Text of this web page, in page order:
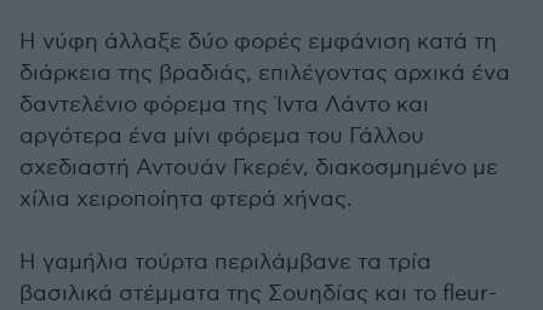
Η νύφη άλλαξε δύο φορές εμφάνιση κατά τη
διάρκεια της βραδιάς, επιλέγοντας αρχικά ένα
δαντελένιο φόρεμα της Ίντα Λάντο και
αργότερα ένα μίνι φόρεμα του Γάλλου
σχεδιαστή Αντουάν Γκερέν, διακοσμημένο με
χίλια χειροποίητα φτερά χήνας.
Η γαμήλια τούρτα περιλάμβανε τα τρία
βασιλικά στέμματα της Σουηδίας και το fleur-